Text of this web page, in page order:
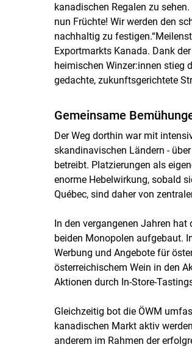
kanadischen Regalen zu
nun Früchte! Wir werden den
nachhaltig zu
Exportmarkts Kanada. Dank
heimischen Winzer:innen stieg
gedachte, zukunftsgerichtete
Gemeinsame
Der Weg dorthin war mit
skandinavischen Ländern -
betreibt. Platzierungen als
enorme Hebelwirkung, sobald
Québec, sind daher von
In den vergangenen Jahren
beiden Monopolen aufgebaut.
Werbung und Angebote für
österreichischem Wein in den
Aktionen durch In-Store-
Gleichzeitig bot die ÖWM
kanadischen Markt aktiv
anderem im Rahmen der